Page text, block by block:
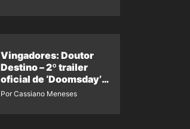
Vingadores: Doutor
Destino – 2º trailer
oficial de ‘Doomsday’
ganha nova data para
Por Cassiano Meneses